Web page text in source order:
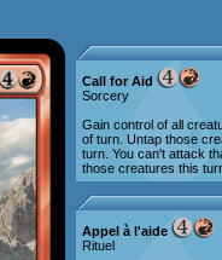
Call for Aid
Sorcery
Gain control of all
of turn. Untap those
turn. You can't attack
those creatures this
Appel à l'aide
Rituel